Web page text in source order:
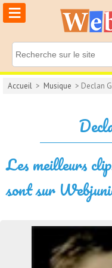
≡
Accueil > Musique > Declan
Les meilleurs
sont sur